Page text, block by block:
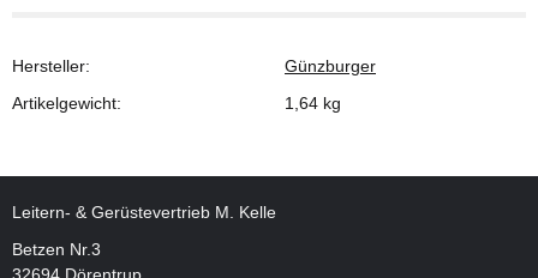
Hersteller:
Günzburger
Artikelgewicht:
1,64 kg
Leitern- & Gerüstevertrieb M. Kelle
Betzen Nr.3
32694 Dörentrup